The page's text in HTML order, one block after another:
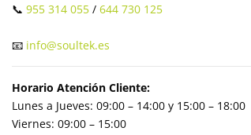
📞 955 314 055 / 644 730 125
📧 info@soultek.es
Horario Atención Cliente:
Lunes a Jueves: 09:00 – 14:00 y 15:00 – 18:00
Viernes: 09:00 – 15:00